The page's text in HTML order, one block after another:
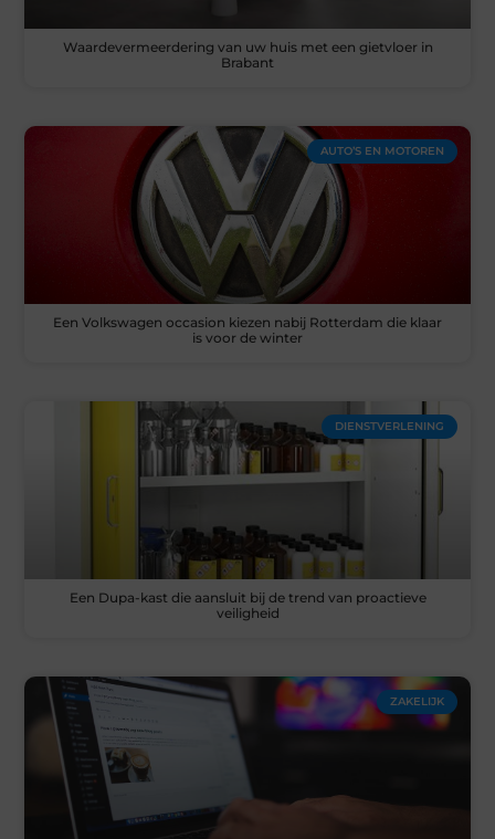
Waardevermeerdering van uw huis met een gietvloer in
Brabant
AUTO’S EN MOTOREN
Een Volkswagen occasion kiezen nabij Rotterdam die klaar
is voor de winter
DIENSTVERLENING
Een Dupa-kast die aansluit bij de trend van proactieve
veiligheid
ZAKELIJK